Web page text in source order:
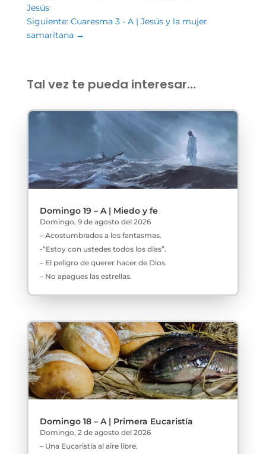
Jesús
Siguiente: Cuaresma 3 - A | Jesús y la mujer
samaritana →
Tal vez te pueda interesar…
Domingo 19 – A | Miedo y fe
Domingo, 9 de agosto del 2026
– Acostumbrados a los fantasmas.
-“Estoy con ustedes todos los días”.
– El peligro de querer hacer de Dios.
– No apagues las estrellas.
Domingo 18 – A | Primera Eucaristía
Domingo, 2 de agosto del 2026
– Una Eucaristía al aire libre.